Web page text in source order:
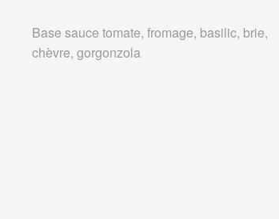
Base sauce tomate, fromage, basilic, brie,
chèvre, gorgonzola